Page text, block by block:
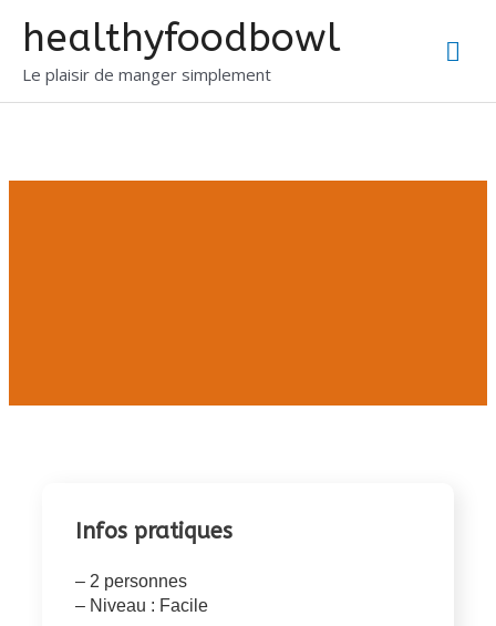
healthyfoodbowl
Le plaisir de manger simplement
Infos pratiques
– 2 personnes
– Niveau : Facile